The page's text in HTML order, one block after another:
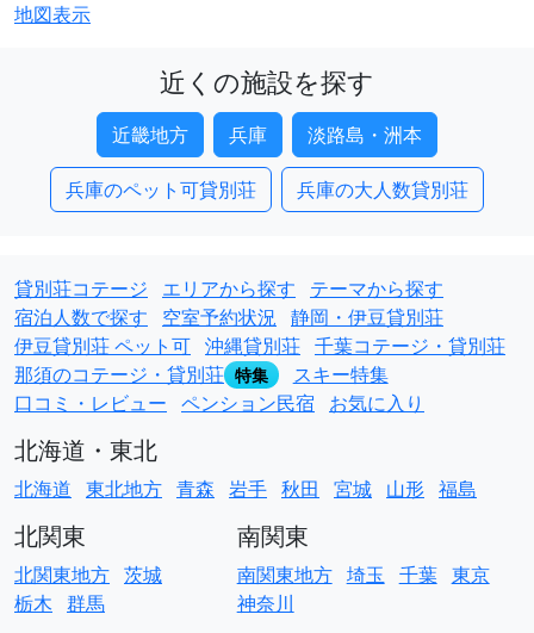
地図表示
近くの施設を探す
近畿地方 兵庫 淡路島・洲本
兵庫のペット可貸別荘 兵庫の大人数貸別荘
貸別荘コテージ エリアから探す
テーマから探す
宿泊人数で探す
空室予約状況 静岡・伊豆貸別荘
伊豆貸別荘 ペット可 沖縄貸別荘 千葉コテージ・貸別荘
那須のコテージ・貸別荘 特集
スキー特集
口コミ・レビュー ペンション民宿 お気に入り
北海道・東北
北海道 東北地方 青森 岩手 秋田 宮城 山形 福島
北関東
北関東地方 茨城
栃木 群馬
南関東
南関東地方 埼玉 千葉 東京
神奈川